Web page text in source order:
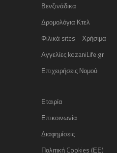
Βενζινάδικα
Δρομολόγια Κτελ
Φιλικά sites – Χρήσιμα
Αγγελίες kozaniLife.gr
Επιχειρήσεις Νομού
Εταιρία
Επικοινωνία
Διαφημίσεις
Πολιτική Cookies (ΕΕ)